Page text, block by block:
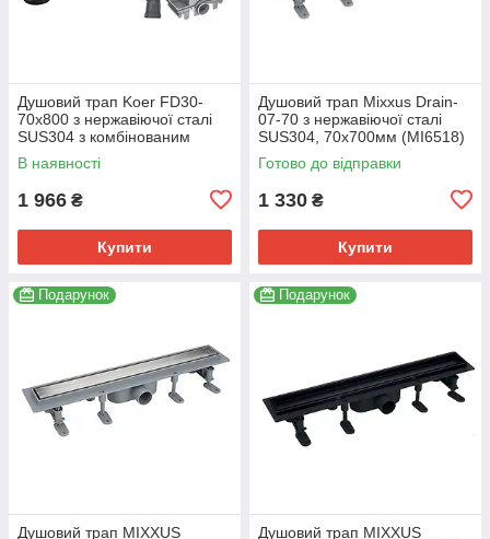
Душовий трап Koer FD30-
70x800 з нержавіючої сталі
SUS304 з комбінованим
затвором (AC0701)
В наявності
1 966 ₴
Купити
Душовий трап Mixxus Drain-
07-70 з нержавіючої сталі
SUS304, 70x700мм (MI6518)
Готово до відправки
1 330 ₴
Купити
Подарунок
Душовий трап MIXXUS
Подарунок
Душовий трап MIXXUS